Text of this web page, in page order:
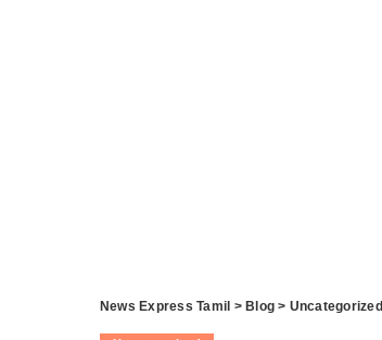
News Express Tamil > Blog > Uncategorized